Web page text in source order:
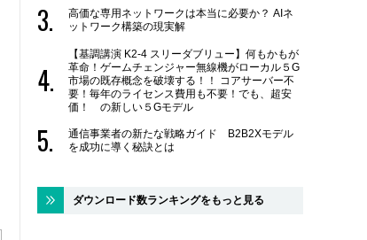
高価な専用ネットワークは本当に必要か？ AIネ
ットワーク構築の現実解
【基調講演 K2-4 スリーダブリュー】何もかもが
革命！ゲームチェンジャー無線機がローカル５G
市場の既存概念を破壊する！！ コアサーバー不
要！毎年のライセンス費用も不要！でも、超安
価！ の新しい５Gモデル
通信事業者の新たな戦略ガイド B2B2Xモデル
を成功に導く秘訣とは
ダウンロード数ランキングをもっと見る